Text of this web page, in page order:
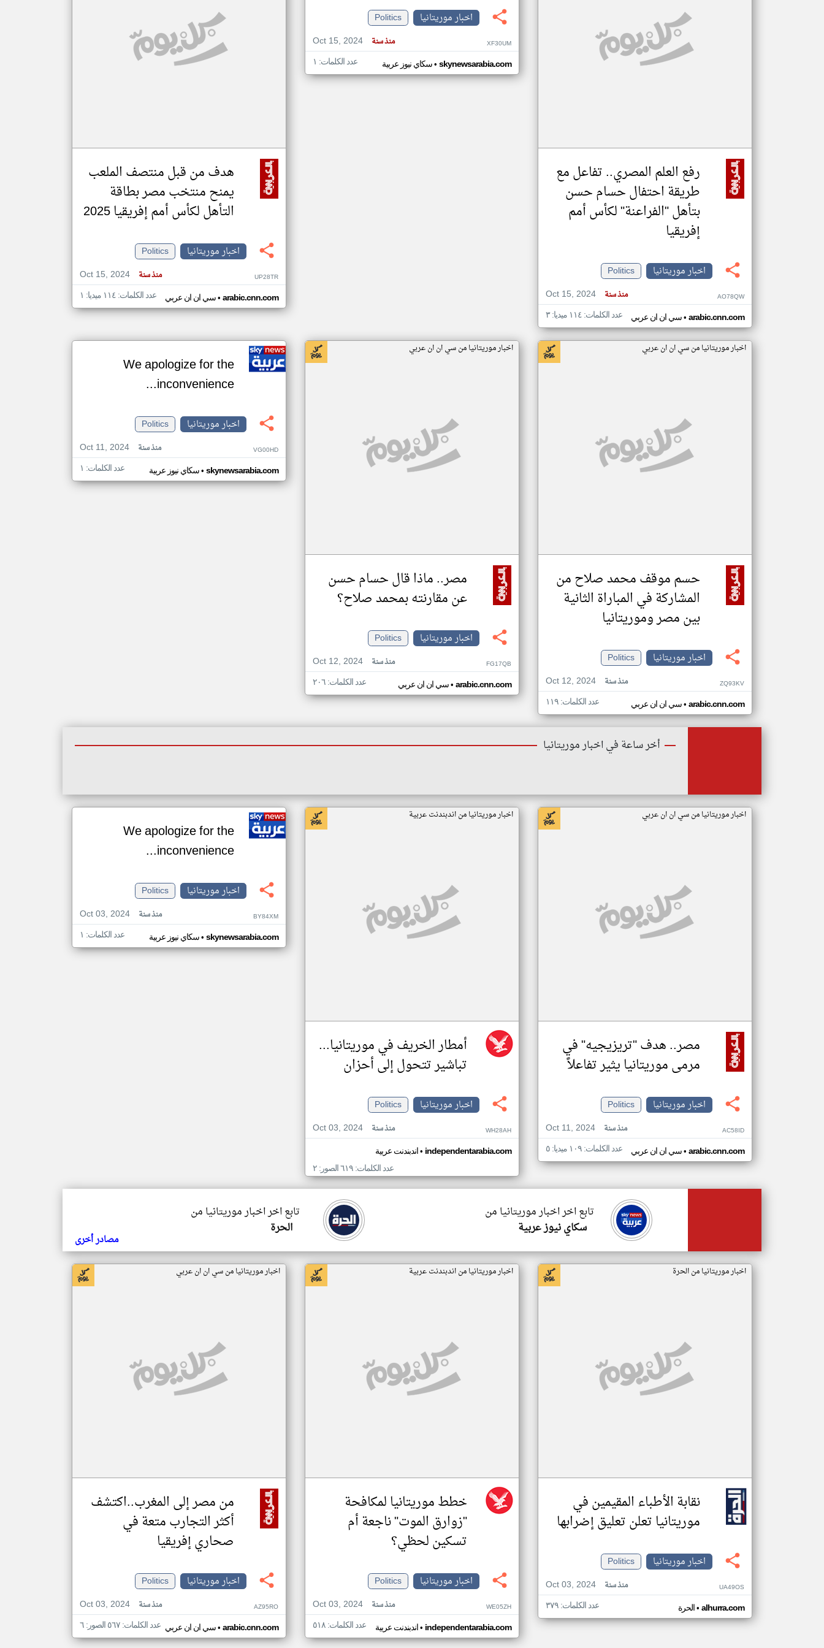
مصادر الأخبار من موريتانيا
رفع العلم المصري.. تفاعل مع
طريقة احتفال حسام حسن
بتأهل "الفراعنة" لكأس أمم
إفريقيا
اخبار موريتانيا
Politics
Oct 15, 2024
منذ سنة AO78QW
سي ان ان عربي• arabic.cnn.com عدد الكلمات: ١١٤ ميديا: ٣
اخبار موريتانيا
Politics
Oct 15, 2024
منذ سنة XF30UM
سكاي نيوز عربية• skynewsarabia.com عدد الكلمات: ١
هدف من قبل منتصف الملعب
يمنح منتخب مصر بطاقة
التأهل لكأس أمم إفريقيا 2025
اخبار موريتانيا
Politics
Oct 15, 2024
منذ سنة UP28TR
سي ان ان عربي• arabic.cnn.com عدد الكلمات: ١١٤ ميديا: ١
اخبار موريتانيا من سي ان ان عربي
حسم موقف محمد صلاح من
المشاركة في المباراة الثانية
بين مصر وموريتانيا
اخبار موريتانيا
Politics
Oct 12, 2024
منذ سنة ZQ93KV
سي ان ان عربي• arabic.cnn.com عدد الكلمات: ١١٩
اخبار موريتانيا من سي ان ان عربي
مصر.. ماذا قال حسام حسن
عن مقارنته بمحمد صلاح؟
اخبار موريتانيا
Politics
Oct 12, 2024
منذ سنة FG17QB
سي ان ان عربي• arabic.cnn.com عدد الكلمات: ٢٠٦
We apologize for the
inconvenience...
اخبار موريتانيا
Politics
Oct 11, 2024
منذ سنة VG00HD
سكاي نيوز عربية• skynewsarabia.com عدد الكلمات: ١
أخر ساعة في اخبار موريتانيا
اخبار موريتانيا من سي ان ان عربي
مصر.. هدف "تريزيجيه" في
مرمى موريتانيا يثير تفاعلاً
اخبار موريتانيا
Politics
Oct 11, 2024
منذ سنة AC58ID
سي ان ان عربي• arabic.cnn.com عدد الكلمات: ١٠٩ ميديا: ٥
اخبار موريتانيا من اندبندنت عربية
أمطار الخريف في موريتانيا...
تباشير تتحول إلى أحزان
اخبار موريتانيا
Politics
Oct 03, 2024
منذ سنة WH28AH
اندبندنت عربية• independentarabia.com
عدد الكلمات: ٦١٩ الصور: ٢
We apologize for the
inconvenience...
اخبار موريتانيا
Politics
Oct 03, 2024
منذ سنة BY84XM
سكاي نيوز عربية• skynewsarabia.com عدد الكلمات: ١
تابع اخر اخبار موريتانيا من
الحرة
تابع اخر اخبار موريتانيا من
سكاي نيوز عربية
مصادر أخرى
اخبار موريتانيا من الحرة
نقابة الأطباء المقيمين في
موريتانيا تعلن تعليق إضرابها
اخبار موريتانيا
Politics
Oct 03, 2024
منذ سنة UA49OS
الحرة• alhurra.com عدد الكلمات: ٣٧٩
اخبار موريتانيا من اندبندنت عربية
خطط موريتانيا لمكافحة
"زوارق الموت" ناجعة أم
تسكين لحظي؟
اخبار موريتانيا
Politics
Oct 03, 2024
منذ سنة WE05ZH
اندبندنت عربية• independentarabia.com عدد الكلمات: ٥١٨
اخبار موريتانيا من سي ان ان عربي
من مصر إلى المغرب..اكتشف
أكثر التجارب متعة في
صحاري إفريقيا
اخبار موريتانيا
Politics
Oct 03, 2024
منذ سنة AZ95RO
سي ان ان عربي• arabic.cnn.com عدد الكلمات: ٥٦٧ الصور: ٦